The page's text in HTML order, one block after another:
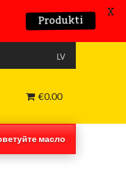
LV
масло
€0.00
Produkti X